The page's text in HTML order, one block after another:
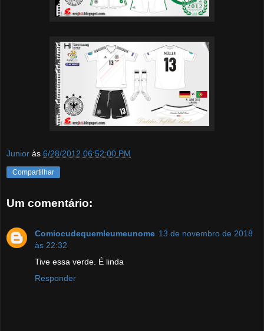
Junior às 6/28/2012 06:52:00 PM
Compartilhar
Um comentário:
Comiocudequemleumeunome 13 de novembro de 2018
às 22:32
Tive essa verde. É linda
Responder